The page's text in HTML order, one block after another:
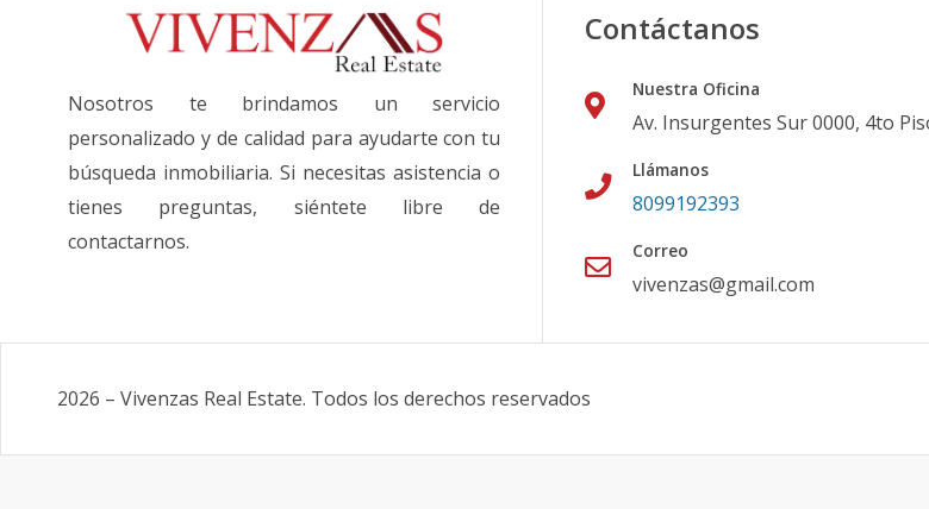
Nosotros te brindamos un servicio
personalizado y de calidad para ayudarte con tu
búsqueda inmobiliaria. Si necesitas asistencia o
tienes preguntas, siéntete libre de
contactarnos.
Contáctanos
Nuestra Oficina
Av. Insurgentes Sur 0000, 4to
Llámanos
8099192393
Correo
vivenzas@gmail.com
2026 – Vivenzas Real Estate. Todos los derechos reservados